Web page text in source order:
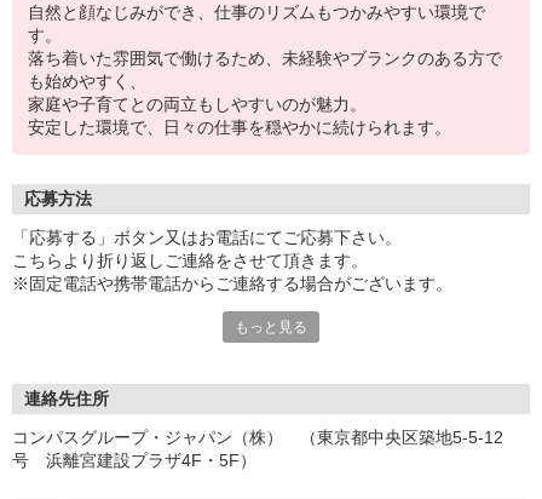
自然と顔なじみができ、仕事のリズムもつかみやすい環境で
す。
落ち着いた雰囲気で働けるため、未経験やブランクのある方で
も始めやすく、
家庭や子育てとの両立もしやすいのが魅力。
安定した環境で、日々の仕事を穏やかに続けられます。
応募方法
「応募する」ボタン又はお電話にてご応募下さい。
こちらより折り返しご連絡をさせて頂きます。
※固定電話や携帯電話からご連絡する場合がございます。
［2］携帯のショートメッセージ（SMS）に質問フォームをお送り
メッセージに従ってご質問にご回答頂き、ご都合の良い面接日
程をご選択ください♪
もっと見る
連絡先住所
コンパスグループ・ジャパン（株） （東京都中央区築地5-5-12
号 浜離宮建設プラザ4F・5F）